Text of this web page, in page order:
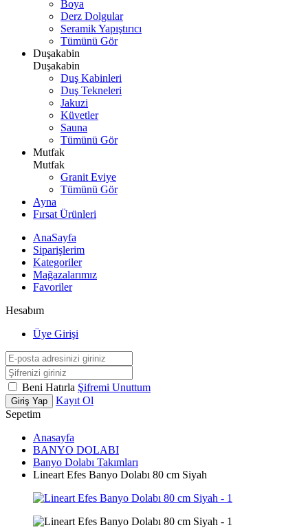
Boya
Derz Dolgular
Seramik Yapıştırıcı
Tümünü Gör
Duşakabin
Duşakabin
Duş Kabinleri
Duş Tekneleri
Jakuzi
Küvetler
Sauna
Tümünü Gör
Mutfak
Mutfak
Granit Eviye
Tümünü Gör
Ayna
Fırsat Ürünleri
AnaSayfa
Siparişlerim
Kategoriler
Mağazalarımız
Favoriler
Hesabım
Üye Girişi
Beni Hatırla Şifremi Unuttum
Giriş Yap
Kayıt Ol
Sepetim
Anasayfa
BANYO DOLABI
Banyo Dolabı Takımları
Lineart Efes Banyo Dolabı 80 cm Siyah